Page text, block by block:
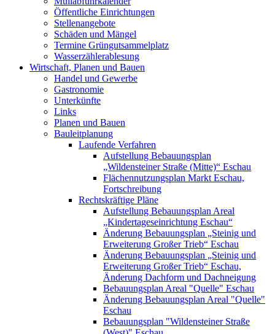
Öffentliche Einrichtungen
Stellenangebote
Schäden und Mängel
Termine Grüngutsammelplatz
Wasserzählerablesung
Wirtschaft, Planen und Bauen
Handel und Gewerbe
Gastronomie
Unterkünfte
Links
Planen und Bauen
Bauleitplanung
Laufende Verfahren
Aufstellung Bebauungsplan
„Wildensteiner Straße (Mitte)“ Eschau
Flächennutzungsplan Markt Eschau,
Fortschreibung
Rechtskräftige Pläne
Aufstellung Bebauungsplan Areal
„Kindertageseinrichtung Eschau“
Änderung Bebauungsplan „Steinig und
Erweiterung Großer Trieb“ Eschau
Änderung Bebauungsplan „Steinig und
Erweiterung Großer Trieb“ Eschau,
Änderung Dachform und Dachneigung
Bebauungsplan Areal "Quelle" Eschau
Änderung Bebauungsplan Areal "Quelle"
Eschau
Bebauungsplan "Wildensteiner Straße